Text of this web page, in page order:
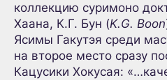
коллекцию суримоно
Хаана, К.Г. Бун (K.G. Boon
Ясимы Гакутэя среди
на второе место сразу
Кацусики Хокусая: